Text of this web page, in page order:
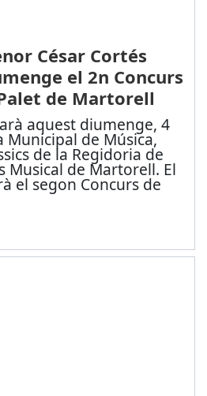
César Cortés
el 2n Concurs
de Martorell
aquest diumenge, 4
Municipal de Música,
de la Regidoria de
Musical de Martorell. El
el segon Concurs de